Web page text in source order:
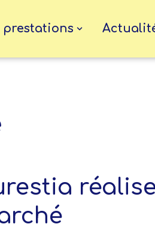
prestations